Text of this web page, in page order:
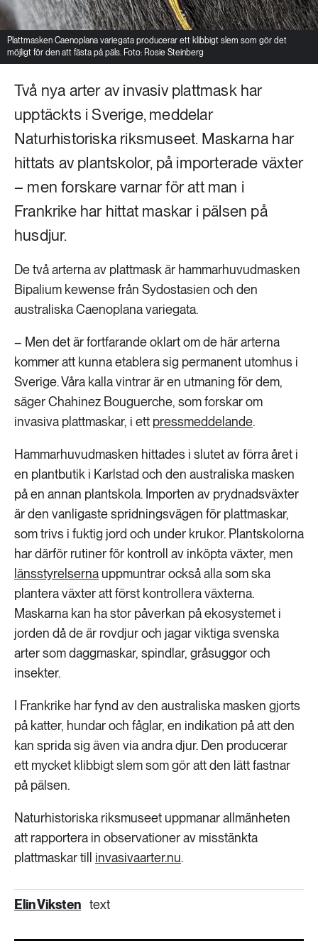
Plattmasken Caenoplana variegata producerar ett klibbigt slem som gör det
möjligt för den att fästa på päls. Foto: Rosie Steinberg
Två nya arter av invasiv plattmask har
upptäckts i Sverige, meddelar
Naturhistoriska riksmuseet. Maskarna har
hittats av plantskolor, på importerade växter
– men forskare varnar för att man i
Frankrike har hittat maskar i pälsen på
husdjur.
De två arterna av plattmask är hammarhuvudmasken
Bipalium kewense från Sydostasien och den
australiska Caenoplana variegata.
– Men det är fortfarande oklart om de här arterna
kommer att kunna etablera sig permanent utomhus i
Sverige. Våra kalla vintrar är en utmaning för dem,
säger Chahinez Bouguerche, som forskar om
invasiva plattmaskar, i ett pressmeddelande.
Hammarhuvudmasken hittades i slutet av förra året i
en plantbutik i Karlstad och den australiska masken
på en annan plantskola. Importen av prydnadsväxter
är den vanligaste spridningsvägen för plattmaskar,
som trivs i fuktig jord och under krukor. Plantskolorna
har därför rutiner för kontroll av inköpta växter, men
länsstyrelserna uppmuntrar också alla som ska
plantera växter att först kontrollera växterna.
Maskarna kan ha stor påverkan på ekosystemet i
jorden då de är rovdjur och jagar viktiga svenska
arter som daggmaskar, spindlar, gråsuggor och
insekter.
I Frankrike har fynd av den australiska masken gjorts
på katter, hundar och fåglar, en indikation på att den
kan sprida sig även via andra djur. Den producerar
ett mycket klibbigt slem som gör att den lätt fastnar
på pälsen.
Naturhistoriska riksmuseet uppmanar allmänheten
att rapportera in observationer av misstänkta
plattmaskar till invasivaarter.nu.
Elin Viksten text